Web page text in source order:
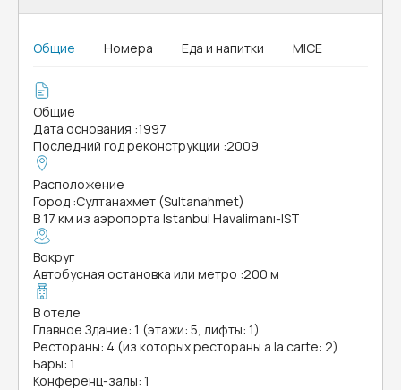
Общие Номера Еда и напитки MICE
Общие
Дата основания :1997
Последний год реконструкции :2009
Расположение
Город :Султанахмет (Sultanahmet)
В 17 км из аэропорта Istanbul Havalimanı-IST
Вокруг
Автобусная остановка или метро :200 м
В отеле
Главное Здание: 1 (этажи: 5, лифты: 1)
Рестораны: 4 (из которых рестораны a la carte: 2)
Бары: 1
Конференц-залы: 1